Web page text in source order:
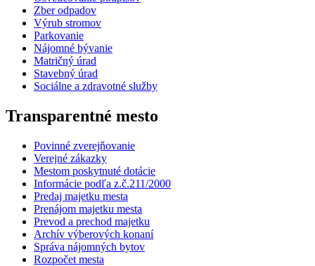
Zber odpadov
Výrub stromov
Parkovanie
Nájomné bývanie
Matričný úrad
Stavebný úrad
Sociálne a zdravotné služby
Transparentné mesto
Povinné zverejňovanie
Verejné zákazky
Mestom poskytnuté dotácie
Informácie podľa z.č.211/2000
Predaj majetku mesta
Prenájom majetku mesta
Prevod a prechod majetku
Archív výberových konaní
Správa nájomných bytov
Rozpočet mesta